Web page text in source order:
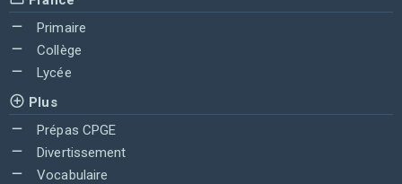
Primaire
Collège
Lycée
Plus
Prépas CPGE
Divertissement
Vocabulaire